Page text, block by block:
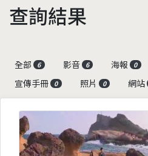
查詢結果
全部
6 影音 6 海報 0
宣傳手冊 0 照片 0 網站